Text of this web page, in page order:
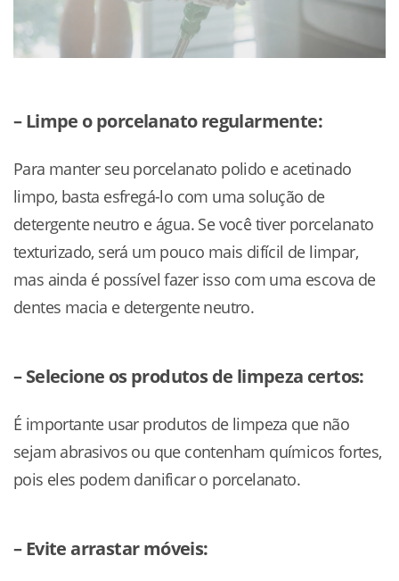
– Limpe o porcelanato regularmente:
Para manter seu porcelanato polido e acetinado
limpo, basta esfregá-lo com uma solução de
detergente neutro e água. Se você tiver porcelanato
texturizado, será um pouco mais difícil de limpar,
mas ainda é possível fazer isso com uma escova de
dentes macia e detergente neutro.
– Selecione os produtos de limpeza certos:
É importante usar produtos de limpeza que não
sejam abrasivos ou que contenham químicos fortes,
pois eles podem danificar o porcelanato.
– Evite arrastar móveis: